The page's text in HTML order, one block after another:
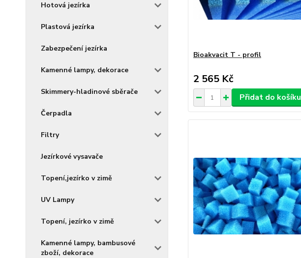
Hotová jezírka
Plastová jezírka
Zabezpečení jezírka
Kamenné lampy, dekorace
Skimmery-hladinové sběrače
Čerpadla
Filtry
Jezírkové vysavače
Topení,jezírko v zimě
UV Lampy
Topení, jezírko v zimě
Kamenné lampy, bambusové
zboží, dekorace
Bioakvacit T - profil
2 565 Kč
Přidat do košíku